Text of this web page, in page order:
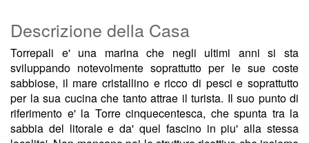
Descrizione della Casa
Torrepali e' una marina che negli ultimi anni si sta
sviluppando notevolmente soprattutto per le sue coste
sabbiose, il mare cristallino e ricco di pesci e soprattutto
per la sua cucina che tanto attrae il turista. Il suo punto di
riferimento e' la Torre cinquecentesca, che spunta tra la
sabbia del litorale e da' quel fascino in piu' alla stessa